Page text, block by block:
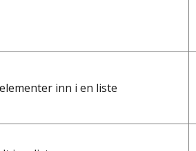
inn i en liste